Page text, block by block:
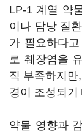
LP-1 계열 약
이나 담낭 질
가 필요하다
로 췌장염을
직 부족하지
경이 조성되기
약물 영향과